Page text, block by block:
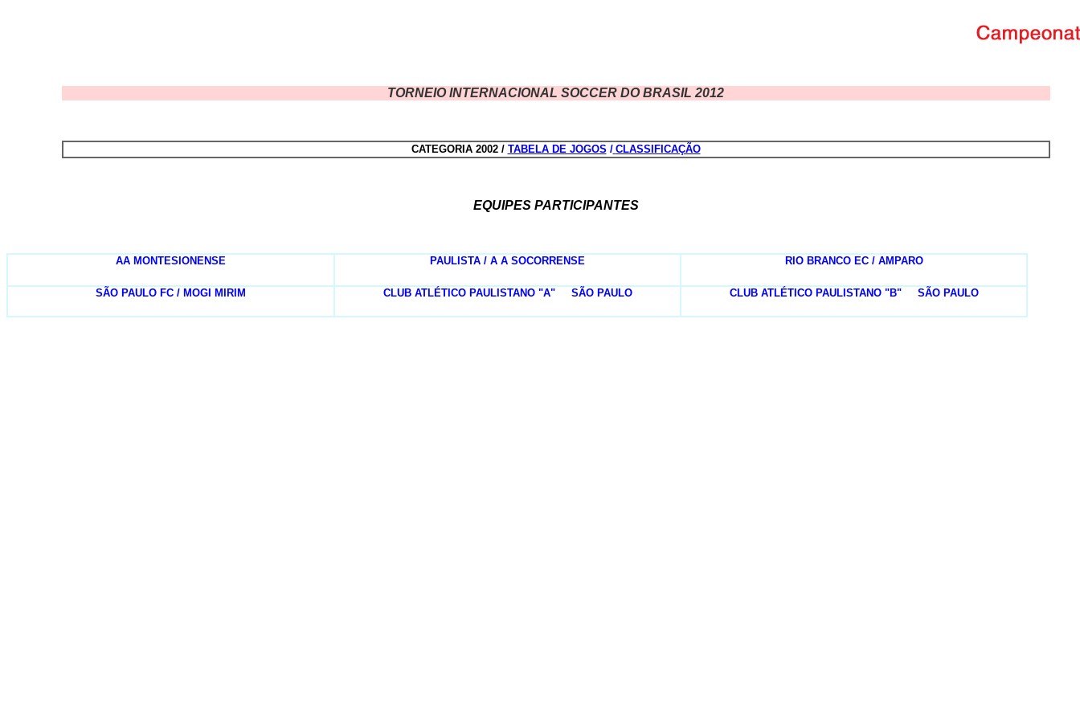
TORNEIO INTERNACIONAL SOCCER DO BRASIL 2012
CATEGORIA 2002 / TABELA DE JOGOS / CLASSIFICAÇÃO
EQUIPES PARTICIPANTES
AA MONTESIONENSE PAULISTA / A A SOCORRENSE RIO BRANCO EC / AMPARO
SÃO PAULO FC / MOGI MIRIM CLUB ATLÉTICO PAULISTANO "A" SÃO PAULO CLUB ATLÉTICO PAULISTANO "B" SÃO PAULO